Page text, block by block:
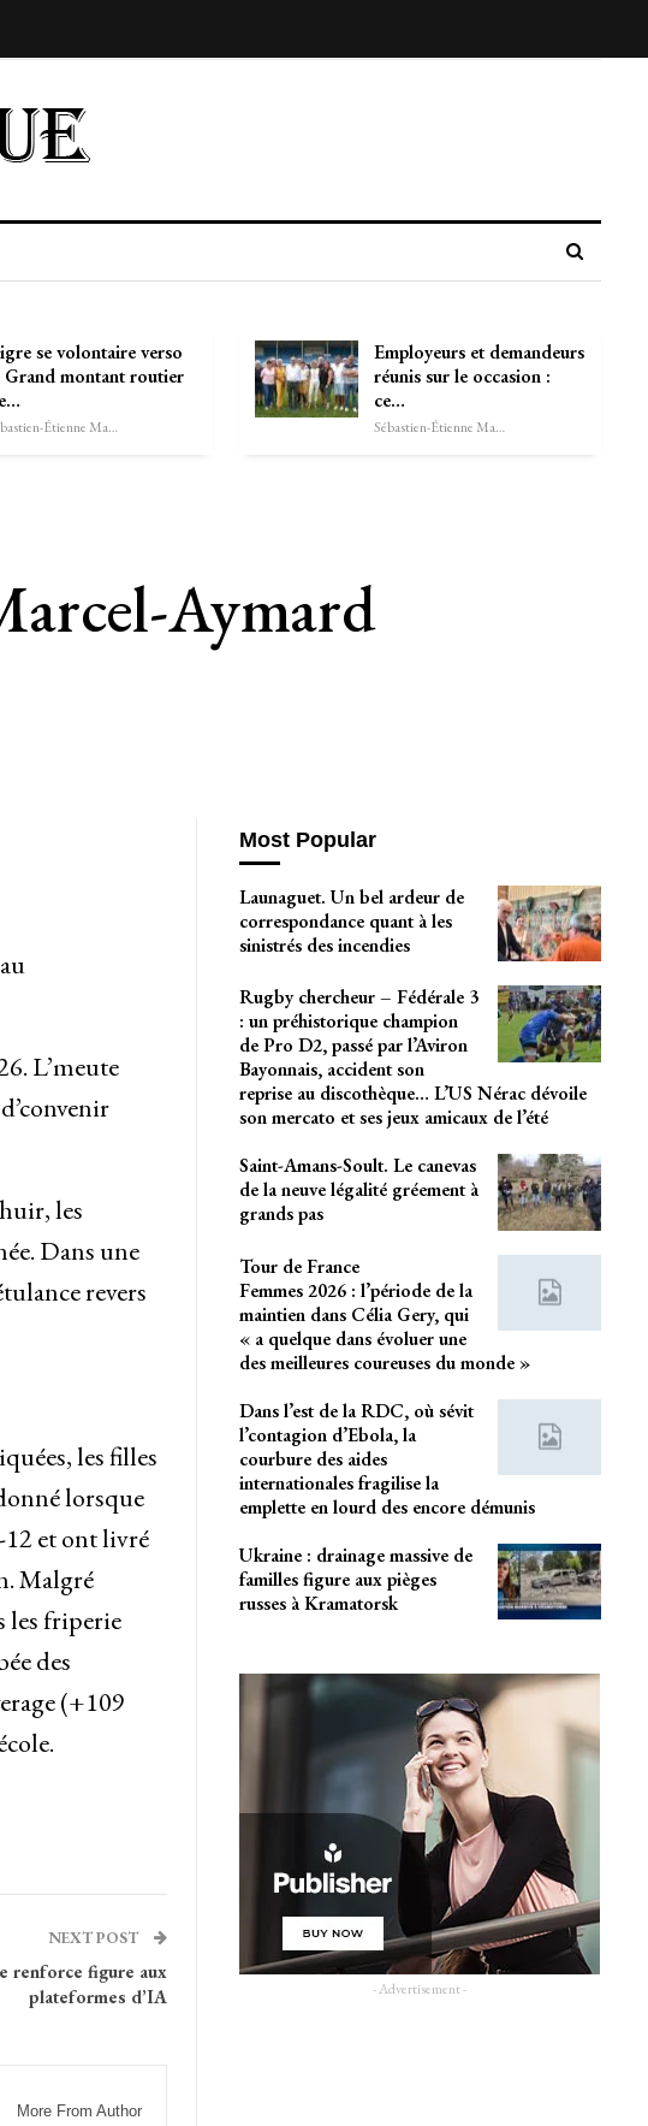
se volontaire verso
Grand montant routier
Sébastien-Étienne Marechal
Employeurs et demandeurs
réunis sur le occasion :
ce…
Sébastien-Étienne Marechal
Aymard
L’meute
les
Dans une
revers
les filles
lorsque
12 et ont livré
Malgré
les friperie
des
(+109
NEXT POST
renforce figure aux
plateformes d’IA
More From Author
Most Popular
Launaguet. Un bel ardeur de
correspondance quant à les
sinistrés des incendies
Rugby chercheur – Fédérale 3
: un préhistorique champion
de Pro D2, passé par l’Aviron
Bayonnais, accident son
reprise au discothèque… L’US Nérac dévoile
son mercato et ses jeux amicaux de l’été
Saint-Amans-Soult. Le canevas
de la neuve légalité gréement à
grands pas
Tour de France
Femmes 2026 : l’période de la
maintien dans Célia Gery, qui
« a quelque dans évoluer une
des meilleures coureuses du monde »
Dans l’est de la RDC, où sévit
l’contagion d’Ebola, la
courbure des aides
internationales fragilise la
emplette en lourd des encore démunis
Ukraine : drainage massive de
familles figure aux pièges
russes à Kramatorsk
- Advertisement -